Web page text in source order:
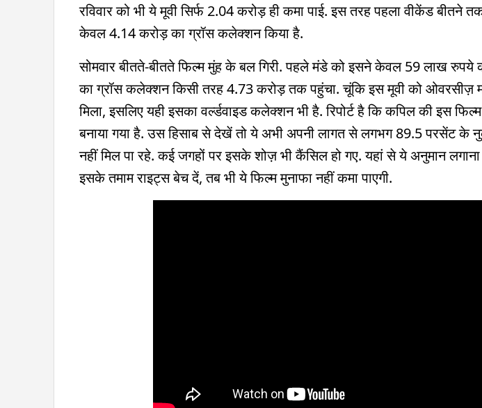
रविवार को भी ये मूवी सिर्फ 2.04 करोड़ ही कमा पाई. इस तरह पहला वीकेंड बीतने
केवल 4.14 करोड़ का ग्रॉस कलेक्शन किया है.
सोमवार बीतते-बीतते फिल्म मुंह के बल गिरी. पहले मंडे को इसने केवल 59 लाख रुपये
का ग्रॉस कलेक्शन किसी तरह 4.73 करोड़ तक पहुंचा. चूंकि इस मूवी को ओवरसीज़
मिला, इसलिए यही इसका वर्ल्डवाइड कलेक्शन भी है. रिपोर्ट है कि कपिल की इस
बनाया गया है. उस हिसाब से देखें तो ये अभी अपनी लागत से लगभग 89.5 परसेंट के
नहीं मिल पा रहे. कई जगहों पर इसके शोज़ भी कैंसिल हो गए. यहां से ये अनुमान
इसके तमाम राइट्स बेच दें, तब भी ये फिल्म मुनाफा नहीं कमा पाएगी.